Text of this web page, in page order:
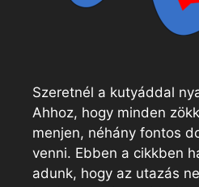
Szeretnél a kutyáddal
Ahhoz, hogy minden
menjen, néhány fontos
venni. Ebben a cikkben
adunk, hogy az utazás